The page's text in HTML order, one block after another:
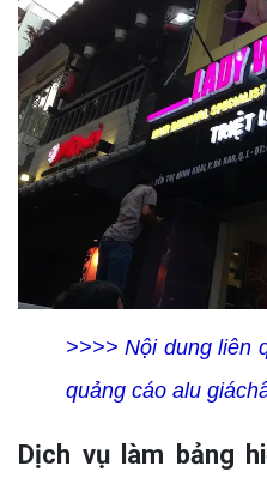
>>>> Nội dung liên
quảng cáo alu
Dịch vụ làm bảng